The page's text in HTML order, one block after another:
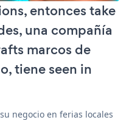
entonces take
una compañía
marcos de
tiene seen in
negocio en ferias locales